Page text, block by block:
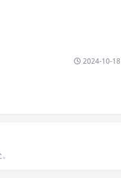
2024-10-18